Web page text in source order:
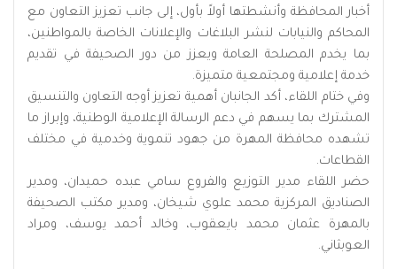
أخبار المحافظة وأنشطتها أولاً بأول، إلى جانب تعزيز التعاون مع
المحاكم والنيابات لنشر البلاغات والإعلانات الخاصة بالمواطنين،
بما يخدم المصلحة العامة ويعزز من دور الصحيفة في تقديم
خدمة إعلامية ومجتمعية متميزة.
وفي ختام اللقاء، أكد الجانبان أهمية تعزيز أوجه التعاون والتنسيق
المشترك بما يسهم في دعم الرسالة الإعلامية الوطنية، وإبراز ما
تشهده محافظة المهرة من جهود تنموية وخدمية في مختلف
القطاعات.
حضر اللقاء مدير التوزيع والفروع سامي عبده حميدان، ومدير
الصناديق المركزية محمد علوي شيخان، ومدير مكتب الصحيفة
بالمهرة عثمان محمد بايعقوب، وخالد أحمد يوسف، ومراد
العوبثاني.